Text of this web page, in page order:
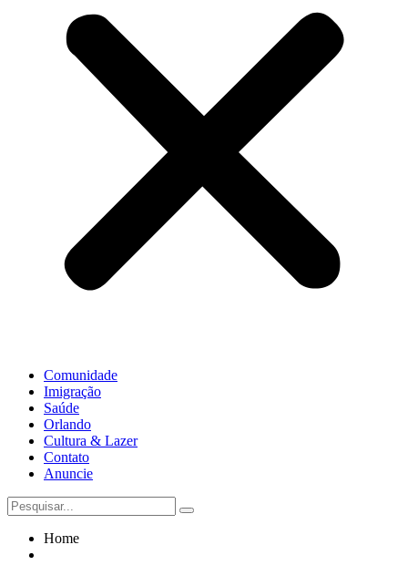
Comunidade
Imigração
Saúde
Orlando
Cultura & Lazer
Contato
Anuncie
Home